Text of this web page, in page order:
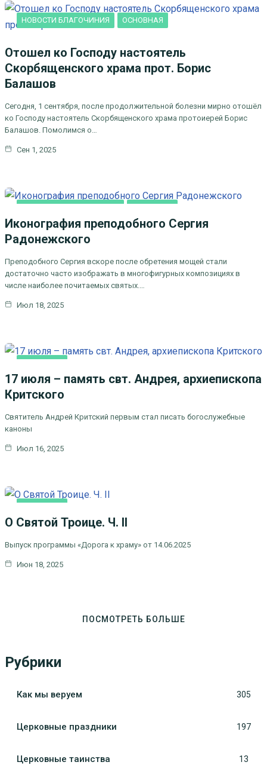
НОВОСТИ БЛАГОЧИНИЯ ОСНОВНАЯ
Отошел ко Господу настоятель
Скорбященского храма прот. Борис
Балашов
Сегодня, 1 сентября, после продолжительной болезни мирно отошёл
ко Господу настоятель Скорбященского храма протоиерей Борис
Балашов. Помолимся о…
Сен 1, 2025
Иконография преподобного Сергия
Радонежского
Преподобного Сергия вскоре после обретения мощей стали
достаточно часто изображать в многофигурных композициях в
числе наиболее почитаемых святых.…
Июл 18, 2025
17 июля – память свт. Андрея, архиепископа
Критского
Святитель Андрей Критский первым стал писать богослужебные
каноны
Июл 16, 2025
О Святой Троице. Ч. II
Выпуск программы «Дорога к храму» от 14.06.2025
Июн 18, 2025
ПОСМОТРЕТЬ БОЛЬШЕ
Рубрики
Как мы веруем 305
Церковные праздники 197
Церковные таинства 13